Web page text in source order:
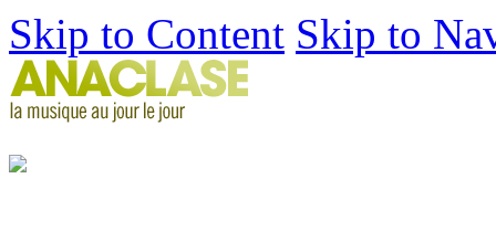
Skip to Content Skip to